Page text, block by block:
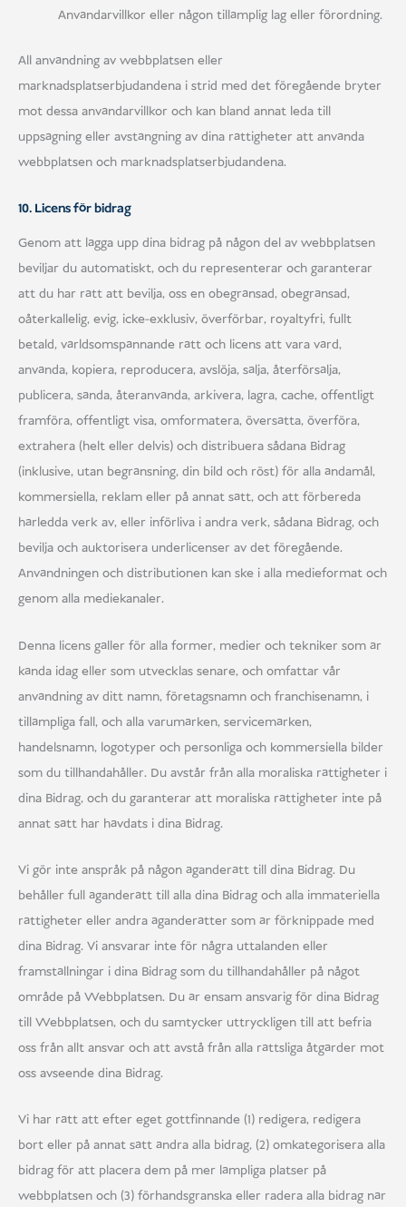
Användarvillkor eller någon tillämplig lag eller förordning.
All användning av webbplatsen eller
marknadsplatserbjudandena i strid med det föregående bryter
mot dessa användarvillkor och kan bland annat leda till
uppsägning eller avstängning av dina rättigheter att använda
webbplatsen och marknadsplatserbjudandena.
10. Licens för bidrag
Genom att lägga upp dina bidrag på någon del av webbplatsen
beviljar du automatiskt, och du representerar och garanterar
att du har rätt att bevilja, oss en obegränsad, obegränsad,
oåterkallelig, evig, icke-exklusiv, överförbar, royaltyfri, fullt
betald, världsomspännande rätt och licens att vara värd,
använda, kopiera, reproducera, avslöja, sälja, återförsälja,
publicera, sända, återanvända, arkivera, lagra, cache, offentligt
framföra, offentligt visa, omformatera, översätta, överföra,
extrahera (helt eller delvis) och distribuera sådana Bidrag
(inklusive, utan begränsning, din bild och röst) för alla ändamål,
kommersiella, reklam eller på annat sätt, och att förbereda
härledda verk av, eller införliva i andra verk, sådana Bidrag, och
bevilja och auktorisera underlicenser av det föregående.
Användningen och distributionen kan ske i alla medieformat och
genom alla mediekanaler.
Denna licens gäller för alla former, medier och tekniker som är
kända idag eller som utvecklas senare, och omfattar vår
användning av ditt namn, företagsnamn och franchisenamn, i
tillämpliga fall, och alla varumärken, servicemärken,
handelsnamn, logotyper och personliga och kommersiella bilder
som du tillhandahåller. Du avstår från alla moraliska rättigheter i
dina Bidrag, och du garanterar att moraliska rättigheter inte på
annat sätt har hävdats i dina Bidrag.
Vi gör inte anspråk på någon äganderätt till dina Bidrag. Du
behåller full äganderätt till alla dina Bidrag och alla immateriella
rättigheter eller andra äganderätter som är förknippade med
dina Bidrag. Vi ansvarar inte för några uttalanden eller
framställningar i dina Bidrag som du tillhandahåller på något
område på Webbplatsen. Du är ensam ansvarig för dina Bidrag
till Webbplatsen, och du samtycker uttryckligen till att befria
oss från allt ansvar och att avstå från alla rättsliga åtgärder mot
oss avseende dina Bidrag.
Vi har rätt att efter eget gottfinnande (1) redigera, redigera
bort eller på annat sätt ändra alla bidrag, (2) omkategorisera alla
bidrag för att placera dem på mer lämpliga platser på
webbplatsen och (3) förhandsgranska eller radera alla bidrag när